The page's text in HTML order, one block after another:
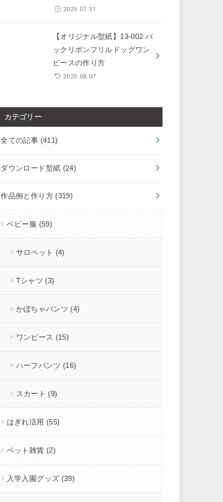
2025.07.31
【オリジナル型紙】13-002 バ
ックリボンフリルドッグワン
ピースの作り方
2025.08.07
カテゴリー
全ての記事 (411)
ダウンロード型紙 (24)
作品例と作り方 (319)
ベビー服 (59)
サロペット (4)
Tシャツ (3)
かぼちゃパンツ (4)
ワンピース (15)
ハーフパンツ (16)
スカート (9)
はぎれ活用 (55)
ペット雑貨 (2)
入学入園グッズ (39)